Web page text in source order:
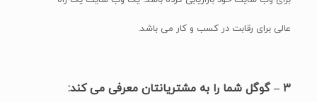
عالی برای رقابت در کسب و کار می باشد.
۳ – گوگل شما را به مشتریانتان معرفی می کند: